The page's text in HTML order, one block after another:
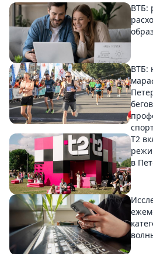
ВТБ:
ВТБ:
Т2
в